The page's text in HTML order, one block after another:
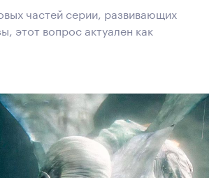
частей серии, развивающих
этот вопрос актуален как